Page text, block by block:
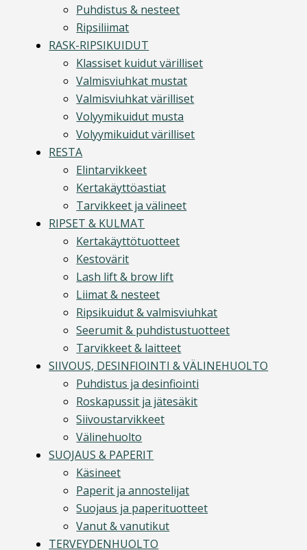
Puhdistus & nesteet
Ripsiliimat
RASK-RIPSIKUIDUT
Klassiset kuidut värilliset
Valmisviuhkat mustat
Valmisviuhkat värilliset
Volyymikuidut musta
Volyymikuidut värilliset
RESTA
Elintarvikkeet
Kertakäyttöastiat
Tarvikkeet ja välineet
RIPSET & KULMAT
Kertakäyttötuotteet
Kestovärit
Lash lift & brow lift
Liimat & nesteet
Ripsikuidut & valmisviuhkat
Seerumit & puhdistustuotteet
Tarvikkeet & laitteet
SIIVOUS, DESINFIOINTI & VÄLINEHUOLTO
Puhdistus ja desinfiointi
Roskapussit ja jätesäkit
Siivoustarvikkeet
Välinehuolto
SUOJAUS & PAPERIT
Käsineet
Paperit ja annostelijat
Suojaus ja paperituotteet
Vanut & vanutikut
TERVEYDENHUOLTO